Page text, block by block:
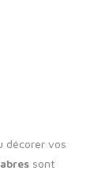
décorer vos
sont